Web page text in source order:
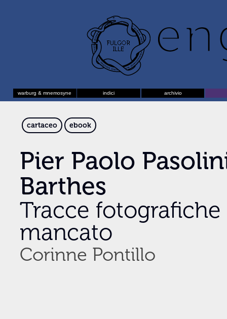
warburg & mnemosyne indici archivio
cartaceo ebook
Pier Paolo
Barthes
Tracce
mancato
Corinne Pontillo